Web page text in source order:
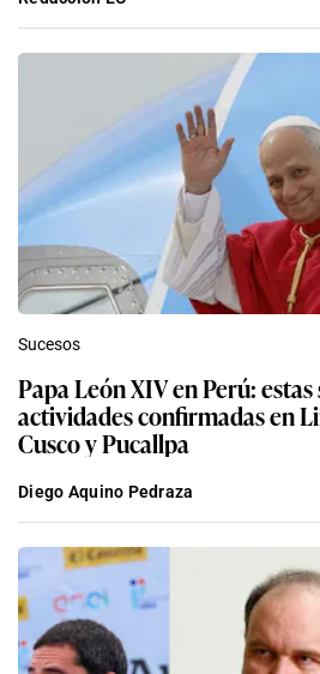
Sucesos
Papa León XIV en Perú:
actividades confirmadas en
Cusco y Pucallpa
Diego Aquino Pedraza